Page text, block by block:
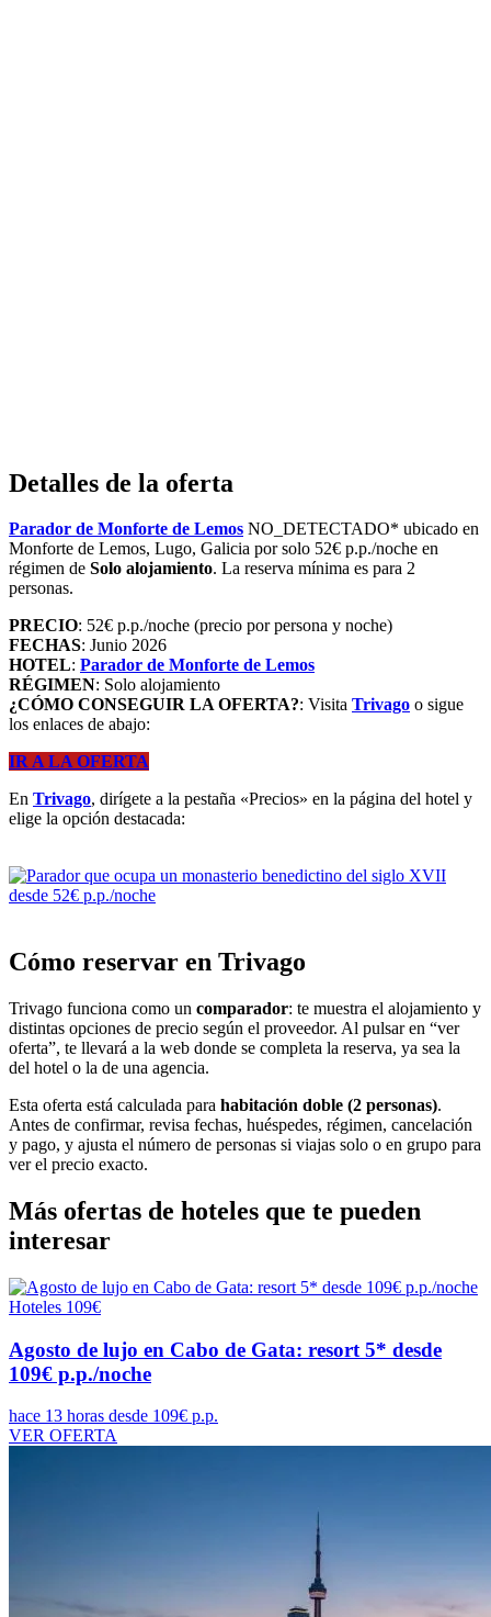
Detalles de la oferta
Parador de Monforte de Lemos NO_DETECTADO* ubicado en
Monforte de Lemos, Lugo, Galicia por solo 52€ p.p./noche en
régimen de Solo alojamiento. La reserva mínima es para 2
personas.
PRECIO: 52€ p.p./noche (precio por persona y noche)
FECHAS: Junio 2026
HOTEL: Parador de Monforte de Lemos
RÉGIMEN: Solo alojamiento
¿CÓMO CONSEGUIR LA OFERTA?: Visita Trivago o sigue
los enlaces de abajo:
IR A LA OFERTA
En Trivago, dirígete a la pestaña «Precios» en la página del hotel y
elige la opción destacada:
Cómo reservar en Trivago
Trivago funciona como un comparador: te muestra el alojamiento y
distintas opciones de precio según el proveedor. Al pulsar en “ver
oferta”, te llevará a la web donde se completa la reserva, ya sea la
del hotel o la de una agencia.
Esta oferta está calculada para habitación doble (2 personas).
Antes de confirmar, revisa fechas, huéspedes, régimen, cancelación
y pago, y ajusta el número de personas si viajas solo o en grupo para
ver el precio exacto.
Más ofertas de hoteles que te pueden
interesar
Hoteles 109€
Agosto de lujo en Cabo de Gata: resort 5* desde
109€ p.p./noche
hace 13 horas desde 109€ p.p.
VER OFERTA